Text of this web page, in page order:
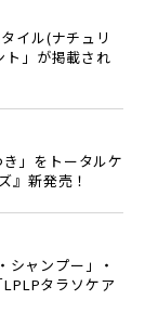
イル(ナチュリ
ト」が掲載され
」をトータルケ
』新発売！
ャンプー」・
タラソケア